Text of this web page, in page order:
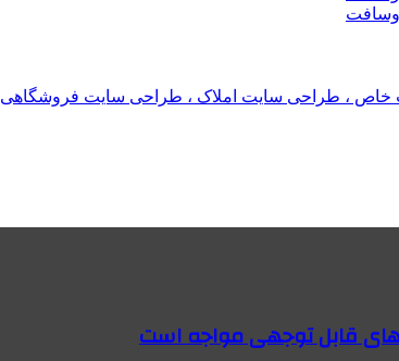
، طراحی سایت املاک ، طراحی سایت فروشگاهی
قابل توجهی مواجه است